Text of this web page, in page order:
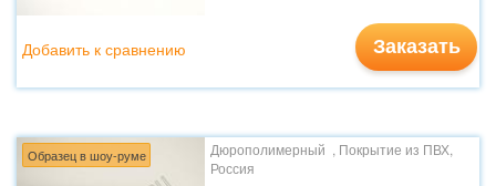
Заказать
Добавить к сравнению
Образец в шоу-руме
Дюрополимерный , Покрытие из ПВХ,
Россия